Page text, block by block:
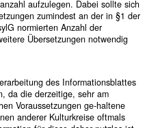
aufzulegen. Dabei sollte sich
zumindest an der in §1 der
normierten Anzahl der
Übersetzungen notwendig
des Informationsblattes
da die derzeitige, sehr am
Voraussetzungen ge-haltene
anderer Kulturkreise oftmals